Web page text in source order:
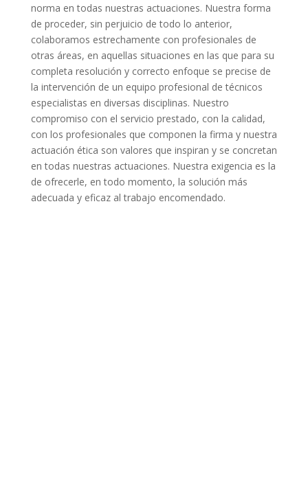
norma en todas nuestras actuaciones. Nuestra forma
de proceder, sin perjuicio de todo lo anterior,
colaboramos estrechamente con profesionales de
otras áreas, en aquellas situaciones en las que para su
completa resolución y correcto enfoque se precise de
la intervención de un equipo profesional de técnicos
especialistas en diversas disciplinas. Nuestro
compromiso con el servicio prestado, con la calidad,
con los profesionales que componen la firma y nuestra
actuación ética son valores que inspiran y se concretan
en todas nuestras actuaciones. Nuestra exigencia es la
de ofrecerle, en todo momento, la solución más
adecuada y eficaz al trabajo encomendado.